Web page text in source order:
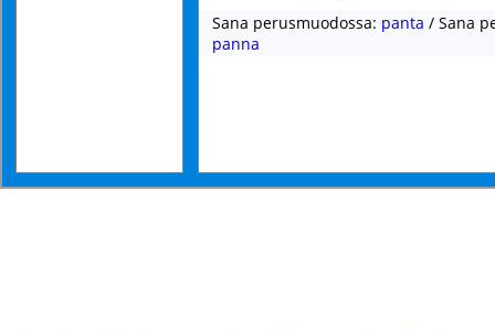
Sana perusmuodossa: panta / Sana
panna